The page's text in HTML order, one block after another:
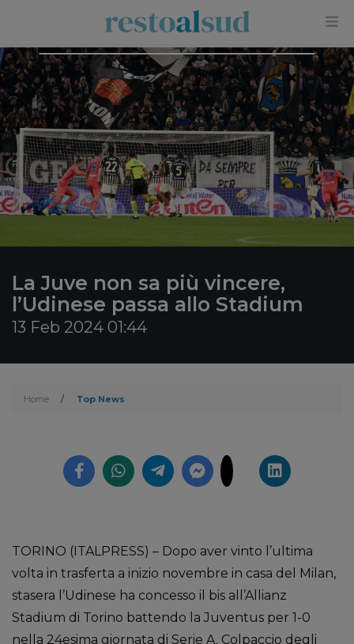
La Juve non sa più vincere,
l’Udinese passa allo Stadium
13 Feb 2024 01:44
Home / Top News
TORINO (ITALPRESS) – Dopo aver vinto l’ultima
volta in trasferta a inizio novembre in casa del Milan,
stasera l’Udinese ha concesso il bis all’Allianz
Stadium di Torino battendo la Juventus per 1-0
nella 24esima giornata di Serie A. Colpaccio degli
×